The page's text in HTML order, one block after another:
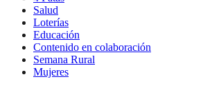
Salud
Loterías
Educación
Contenido en colaboración
Semana Rural
Mujeres